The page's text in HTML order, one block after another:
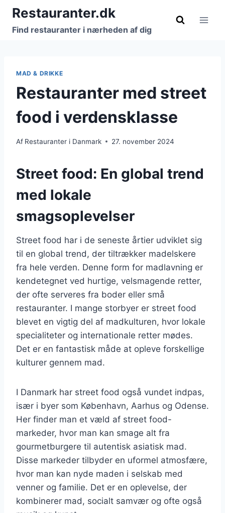
Fortsæt
indhold
Restauranter.dk
Find restauranter i nærheden af dig
MAD & DRIKKE
Restauranter med street
food i verdensklasse
Af Restauranter i Danmark 27. november 2024
Street food: En global trend
med lokale
smagsoplevelser
Street food har i de seneste årtier udviklet sig
til en global trend, der tiltrækker madelskere
fra hele verden. Denne form for madlavning er
kendetegnet ved hurtige, velsmagende retter,
der ofte serveres fra boder eller små
restauranter. I mange storbyer er street food
blevet en vigtig del af madkulturen, hvor lokale
specialiteter og internationale retter mødes.
Det er en fantastisk måde at opleve forskellige
kulturer gennem mad.
I Danmark har street food også vundet indpas,
især i byer som København, Aarhus og Odense.
Her finder man et væld af street food-
markeder, hvor man kan smage alt fra
gourmetburgere til autentisk asiatisk mad.
Disse markeder tilbyder en uformel atmosfære,
hvor man kan nyde maden i selskab med
venner og familie. Det er en oplevelse, der
kombinerer mad, socialt samvær og ofte også